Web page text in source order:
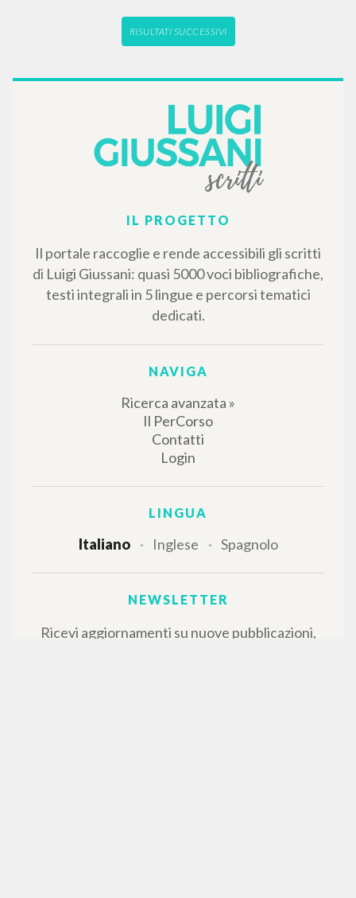
RISULTATI SUCCESSIVI
IL PROGETTO
Il portale raccoglie e rende accessibili gli scritti
di Luigi Giussani: quasi 5000 voci bibliografiche,
testi integrali in 5 lingue e percorsi tematici
dedicati.
NAVIGA
Ricerca avanzata »
Il PerCorso
Contatti
Login
LINGUA
Italiano Inglese Spagnolo
NEWSLETTER
Ricevi aggiornamenti su nuove pubblicazioni,